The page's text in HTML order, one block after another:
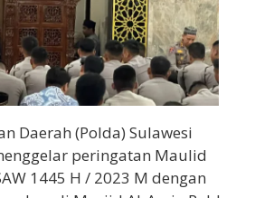
Daerah (Polda) Sulawesi
peringatan Maulid
1445 H / 2023 M dengan